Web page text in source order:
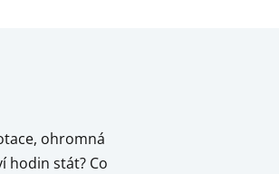
ohromná
hodin stát? Co